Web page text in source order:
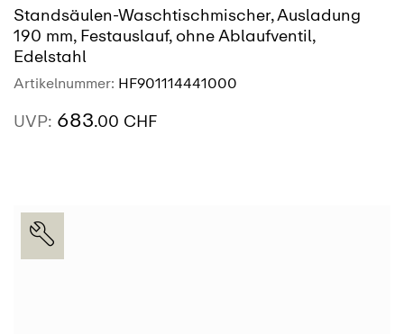
Standsäulen-Waschtischmischer, Ausladung
190 mm, Festauslauf, ohne Ablaufventil,
Edelstahl
Artikelnummer: HF901114441000
UVP: 683.00 CHF